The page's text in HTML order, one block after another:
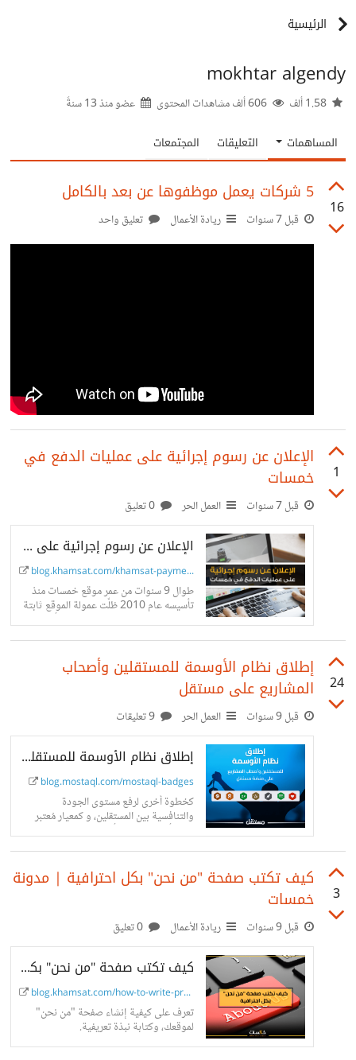
الرئيسية
mokhtar algendy
عضو منذ13 سنةً
المساهمات التعليقات المجتمعات
16
5 شركات يعمل موظفوها عن بعد بالكامل‬‎
قبل 7 سنوات ريادة الأعمال تعليق واحد
1
الإعلان عن رسوم إجرائية على عمليات الدفع في
خمسات
قبل 7 سنوات العمل الحر
الإعلان عن رسوم إجرائية على عمليات الدفع | مدونة خمسات
blog.khamsat.com/khamsat-payment-...
طوال 9 سنوات من عمر موقع خمسات منذ
تأسيسه عام 2010 ظلّت عمولة الموقع ثابتة
رغم حدوث الكثير من التغييرات. طرأت خلالها
24
إطلاق نظام الأوسمة للمستقلين وأصحاب
المشاريع على مستقل
قبل 9 سنوات العمل الحر
إطلاق نظام الأوسمة للمستقلين وأصحاب المشاريع على مستقل | مدونة مستقل
blog.mostaql.com/mostaql-badges
كخطوة أخرى لرفع مستوى الجودة
والتنافسية بين المستقلين، و كمعيار مُعتبر
يمكن أن يعتمد عليه أصحاب المشاريع ليسهل
3
كيف تكتب صفحة "من نحن" بكل احترافية | مدونة
خمسات
قبل 9 سنوات ريادة الأعمال
كيف تكتب صفحة "من نحن" بكل احترافية | مدونة خمسات
blog.khamsat.com/how-to-write-pro...
تعرف على كيفية إنشاء صفحة "من نحن"
لموقعك، وكتابة نبذة تعريفية.